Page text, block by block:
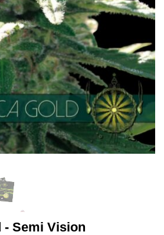
- Semi Vision